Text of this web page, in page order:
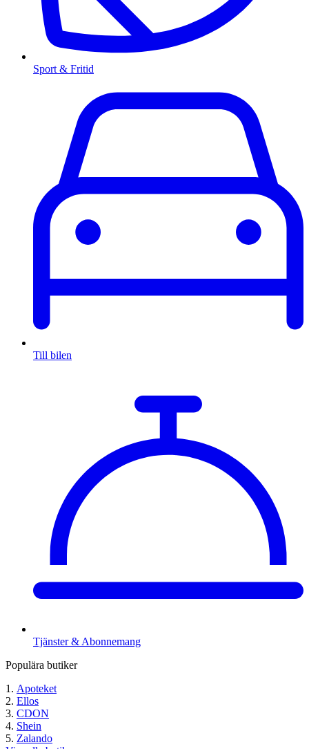
Sport & Fritid
Till bilen
Tjänster & Abonnemang
Populära butiker
Apoteket
Ellos
CDON
Shein
Zalando